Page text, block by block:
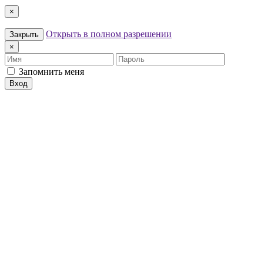
×
Закрыть Открыть в полном разрешении
×
Имя
Пароль
Запомнить меня
Вход